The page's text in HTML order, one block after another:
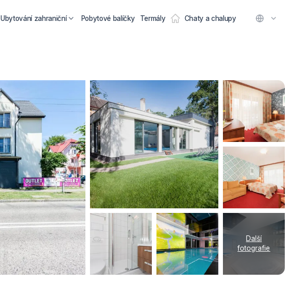
Ubytování zahraniční Pobytové balíčky Termály Chaty a chalupy
Další
fotografie